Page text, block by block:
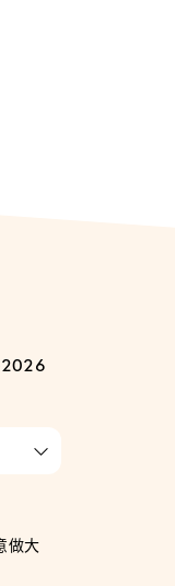
做大